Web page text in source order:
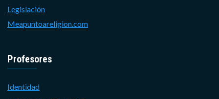
Legislación
Meapuntoareligion.com
Profesores
Identidad